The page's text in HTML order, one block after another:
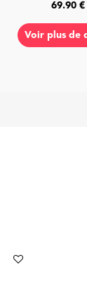
29.90 €
Voir plus de